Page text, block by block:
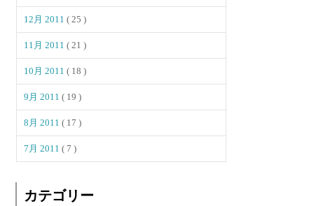
12月 2011( 25 )
11月 2011( 21 )
10月 2011( 18 )
9月 2011( 19 )
8月 2011( 17 )
7月 2011( 7 )
カテゴリー